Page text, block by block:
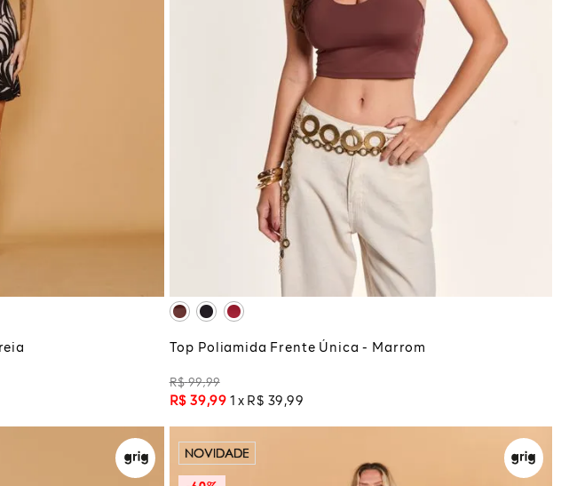
P
ADICIONAR À SACOLA
Top Poliamida Frente Única - Marrom
R$ 99,99
R$ 39,99 1 R$ 39 ,99
NOVIDADE